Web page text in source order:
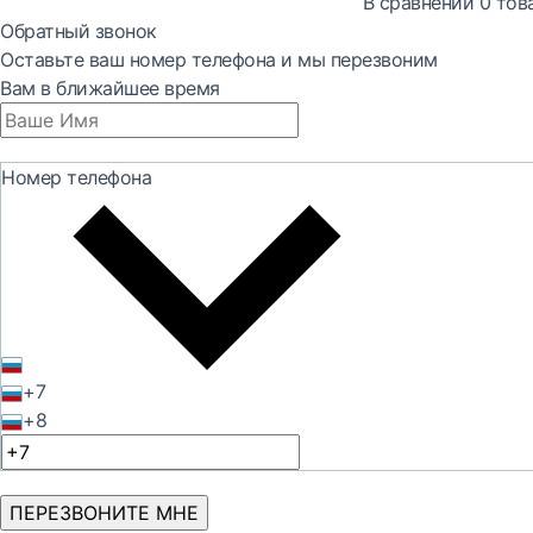
Обратный звонок
Оставьте ваш номер телефона и мы перезвоним
Вам в ближайшее время
Номер телефона
+7
+8
ПЕРЕЗВОНИТЕ МНЕ